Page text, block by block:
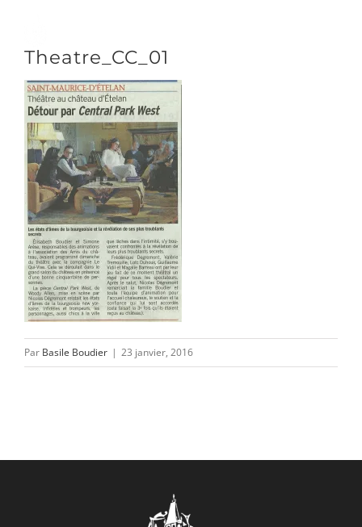
contenu
VENIR
NOUS SUIVRE
L’ASSOCIATION
CONTACT/ACCÈS
Theatre_CC_01
Par Basile Boudier | 23 janvier, 2016